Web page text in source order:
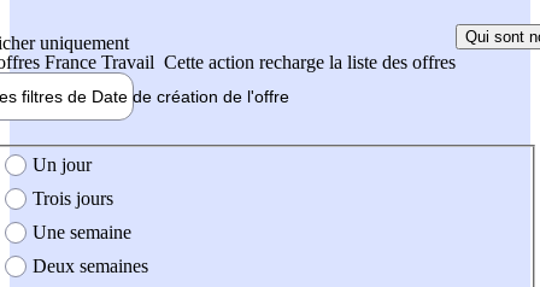
uniquement
France Travail Cette action recharge la liste des offres
Qui sont
filtres de Date de création de l'offre
création de l'offre
Un jour
Trois jours
Une semaine
Deux semaines